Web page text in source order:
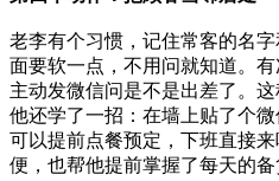
老李有个习惯，记住常客的名
面要软一点，不用问就知道。
主动发微信问是不是出差了。
他还学了一招：在墙上贴了个
可以提前点餐预定，下班直接
便，也帮他提前掌握了每天的备